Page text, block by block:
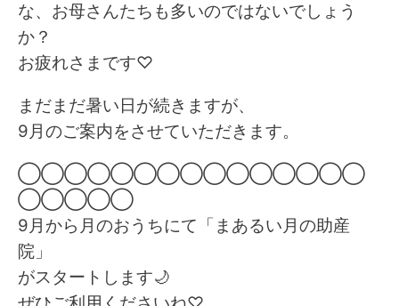
な、お母さんたちも多いのではないでしょう
か？
お疲れさまです♡
まだまだ暑い日が続きますが、
9月のご案内をさせていただきます。
◯◯◯◯◯◯◯◯◯◯◯◯◯◯◯
◯◯◯◯◯
9月から月のおうちにて「まあるい月の助産
院」
がスタートします🌙